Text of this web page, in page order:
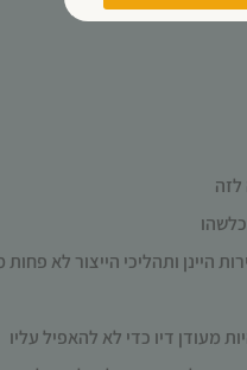
לזה
היינן ותהליכי הייצור לא
מעודן דיו כדי לא להאפיל עליו